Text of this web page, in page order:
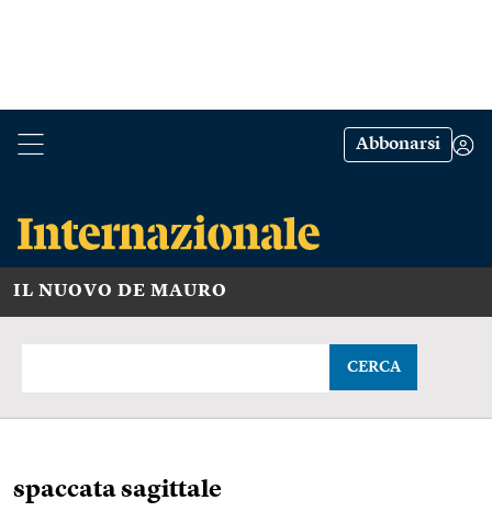
Abbonarsi
IL NUOVO DE MAURO
CERCA
spaccata sagittale